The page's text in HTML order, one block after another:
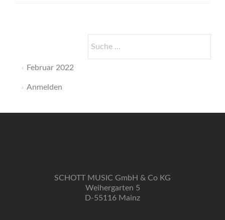
nach:
Februar 2022
Anmelden
SCHOTT MUSIC GmbH & Co KG
Weihergarten 5
D-55116 Mainz